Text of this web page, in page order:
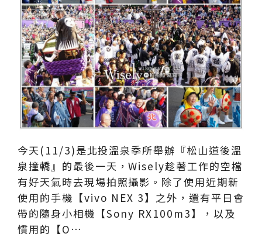
今天(11/3)是北投溫泉季所舉辦『松山道後溫
泉撞轎』的最後一天，Wisely趁著工作的空檔
有好天氣時去現場拍照攝影。除了使用近期新
使用的手機【vivo NEX 3】之外，還有平日會
帶的隨身小相機【Sony RX100m3】，以及
慣用的【O…